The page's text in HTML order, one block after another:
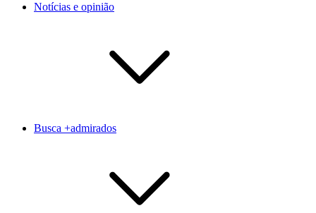
Notícias e opinião
Busca +admirados